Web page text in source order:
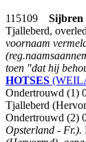
115109 Sijbren
Tjalleberd,
voornaam
toen "dat hij
HOTSES
Ondertrouwd (1)
Tjalleberd
Ondertrouwd (2)
Opsterland - Fr.).